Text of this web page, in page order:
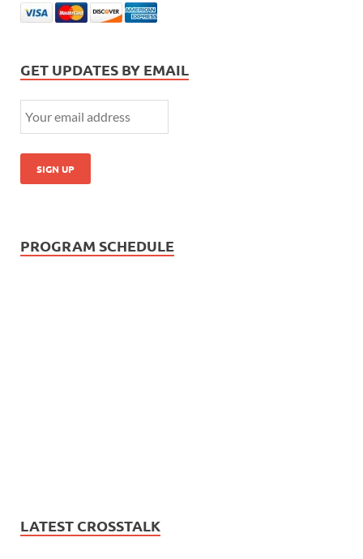
GET UPDATES BY EMAIL
PROGRAM SCHEDULE
LATEST CROSSTALK